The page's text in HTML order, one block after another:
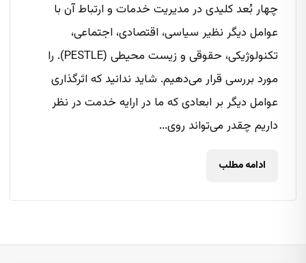
چهار بُعد کلیدی در مدیریت خدمات و ارتباط آن با
عوامل دیگر نظیر سیاسی، اقتصادی، اجتماعی،
تکنولوژیکی، حقوقی و زیست محیطی (PESTLE). را
مورد بررسی قرار می‌دهیم. شاید ندانید که اثرگذاری
عوامل دیگر بر ابعادی که ما در ارایه خدمت در نظر
داریم چقدر می‌‌تواند روی...
ادامه مطلب